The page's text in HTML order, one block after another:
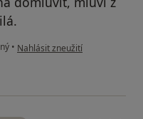
• podle názoru uživatele AB
Nahlásit zneužití